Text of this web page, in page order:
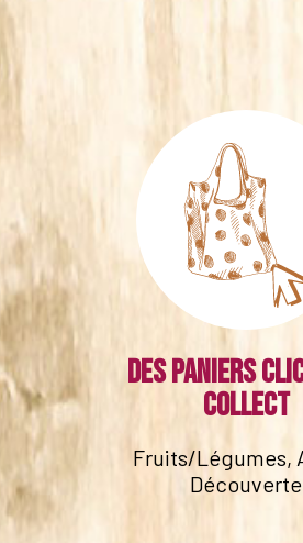
Des paniers
collect
Fruits/Légumes,
Découverte